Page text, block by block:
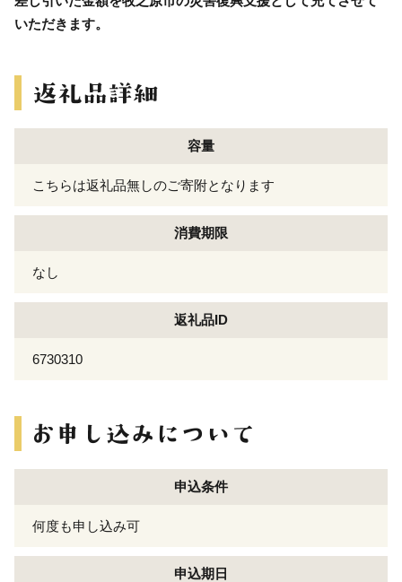
いただきます。
容量
こちらは返礼品無しのご寄附となります
消費期限
なし
返礼品ID
6730310
申込条件
何度も申し込み可
申込期日